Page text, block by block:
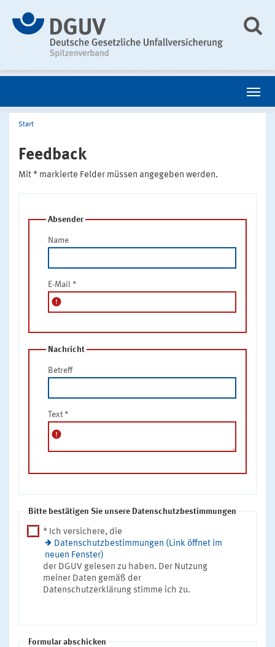
Start
Feedback
Mit * markierte Felder müssen angegeben werden.
Absender
Name
E-Mail *
error
Nachricht
Betreff
Text *
error
Bitte bestätigen Sie unsere Datenschutzbestimmungen
* Ich versichere, die
Datenschutzbestimmungen (Link öffnet im
neuen Fenster)
der DGUV gelesen zu haben. Der Nutzung
meiner Daten gemäß der
Datenschutzerklärung stimme ich zu.
Formular abschicken